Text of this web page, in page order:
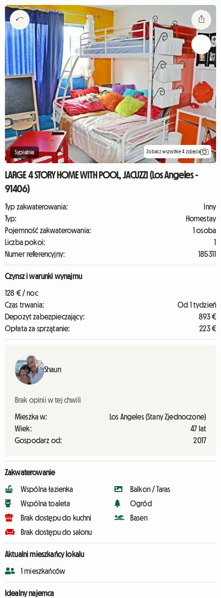
Sypialnia Zobacz wszystkie 4 zdjęcia
LARGE 4 STORY HOME WITH POOL, JACUZZI (Los Angeles -
91406)
Typ zakwaterowania:
Inny
Typ:
Homestay
Pojemność zakwaterowania:
1 osoba
Liczba pokoi:
1
Numer referencyjny:
185311
Czynsz i warunki wynajmu
128 € / noc
Czas trwania:
Od 1 tydzień
Depozyt zabezpieczający:
893 €
Opłata za sprzątanie:
223 €
Shaun
Brak opinii w tej chwili
Mieszka w:
Los Angeles (Stany Zjednoczone)
Wiek:
47 lat
Gospodarz od:
2017
Zakwaterowanie
Wspólna łazienka
Wspólna toaleta
Brak dostępu do kuchni
Brak dostępu do salonu
Balkon / Taras
Ogród
Basen
Aktualni mieszkańcy lokalu
1 mieszkańców
Idealny najemca